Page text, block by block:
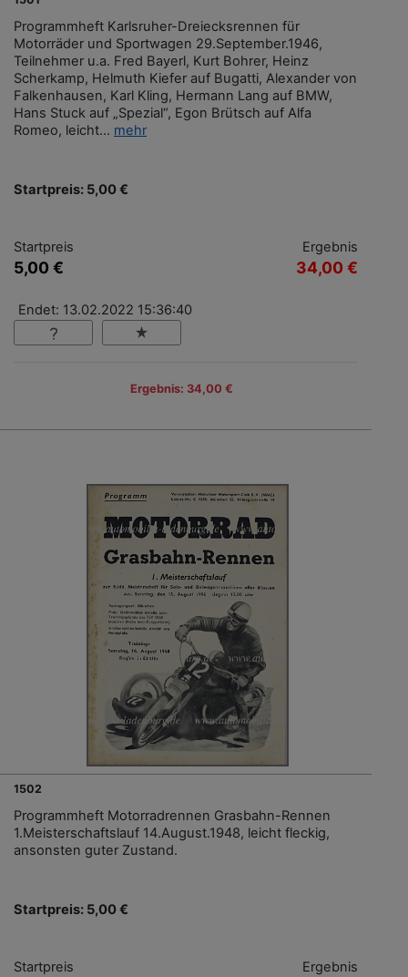
Programmheft Karlsruher-Dreiecksrennen für
Motorräder und Sportwagen 29.September.1946,
Teilnehmer u.a. Fred Bayerl, Kurt Bohrer, Heinz
Scherkamp, Helmuth Kiefer auf Bugatti, Alexander von
Falkenhausen, Karl Kling, Hermann Lang auf BMW,
Hans Stuck auf „Spezial“, Egon Brütsch auf Alfa
Romeo, leicht... mehr
Startpreis: 5,00 €
Startpreis
5,00 €
Ergebnis
34,00 €
Endet: 13.02.2022 15:36:40
Ergebnis: 34,00 €
1502
Programmheft Motorradrennen Grasbahn-Rennen
1.Meisterschaftslauf 14.August.1948, leicht fleckig,
ansonsten guter Zustand.
Startpreis: 5,00 €
Startpreis Ergebnis